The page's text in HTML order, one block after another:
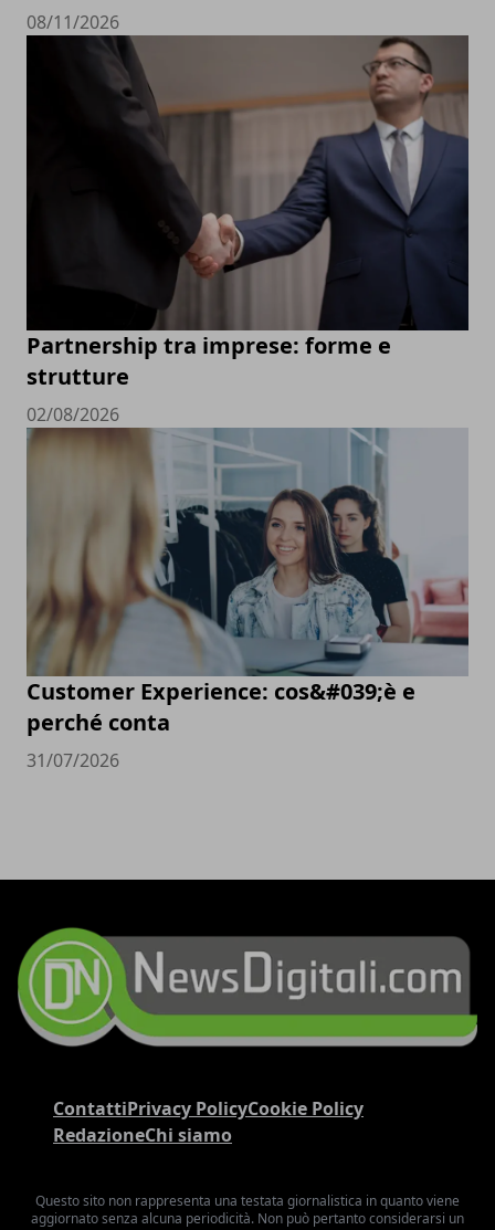
08/11/2026
Partnership tra imprese: forme e
strutture
02/08/2026
Customer Experience: cos&#039;è e
perché conta
31/07/2026
ContattiPrivacy PolicyCookie Policy
RedazioneChi siamo
Questo sito non rappresenta una testata giornalistica in quanto viene
aggiornato senza alcuna periodicità. Non può pertanto considerarsi un